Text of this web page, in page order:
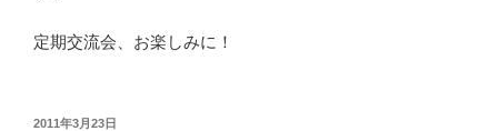
定期交流会、お楽しみに！
投
2011年3月23日